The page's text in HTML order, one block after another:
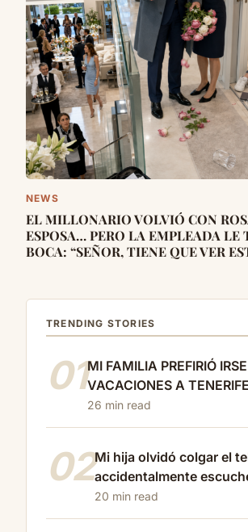
NEWS
EL MILLONARIO VOLVIÓ CON
ESPOSA… PERO LA EMPLEADA LE
BOCA: “SEÑOR, TIENE QUE VER
TRENDING STORIES
01MI FAMILIA PREFIRIÓ
VACACIONES A
QUE ASISTIR AL FUNERAL
HIJO… ASÍ QUE DEJÉ DE
26 min read
02Mi hija olvidó colgar el
accidentalmente
conversación cruel con…
20 min read